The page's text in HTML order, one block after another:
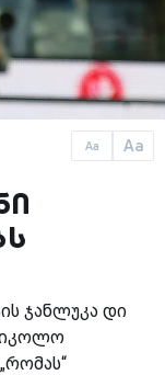
Aa Aa
ჯანლუკა დი